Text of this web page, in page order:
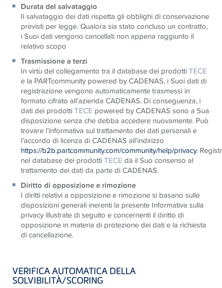
Durata del salvataggio
Il salvataggio dei dati rispetta gli obblighi di conservazione
previsti per legge. Qualora sia stato concluso un contratto,
i Suoi dati vengono cancellati non appena raggiunto il
relativo scopo
Trasmissione a terzi
In virtù del collegamento tra il database dei prodottiTECE
e la PARTcommunity powered by CADENAS, i Suoi dati di
registrazione vengono automaticamente trasmessi in
formato cifrato all’azienda CADENAS. Di conseguenza, i
dati dei prodottiTECE powered by CADENAS sono a Sua
disposizione senza che debba accedere nuovamente. Può
trovare l’informativa sul trattamento dei dati personali e
l’accordo di licenza di CADENAS all’indirizzo
https://b2b.partcommunity.com/community/help/privacy.
nel database dei prodottiTECE dà il Suo consenso al
trattamento dei dati da parte di CADENAS.
Diritto di opposizione e rimozione
I diritti relativi a opposizione e rimozione si basano sulle
disposizioni generali inerenti la presente Informativa sulla
privacy illustrate di seguito e concernenti il diritto di
opposizione in materia di protezione dei dati e la richiesta
di cancellazione.
VERIFICA AUTOMATICA DELLA
SOLVIBILITÀ/SCORING